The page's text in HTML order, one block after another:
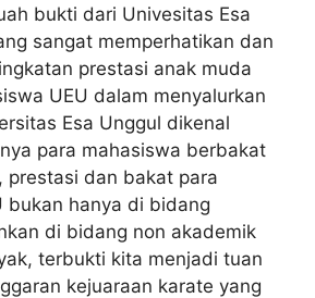
bukti dari Univesitas Esa
sangat memperhatikan dan
prestasi anak muda
UEU dalam menyalurkan
Esa Unggul dikenal
para mahasiswa berbakat
prestasi dan bakat para
bukan hanya di bidang
di bidang non akademik
terbukti kita menjadi tuan
kejuaraan karate yang